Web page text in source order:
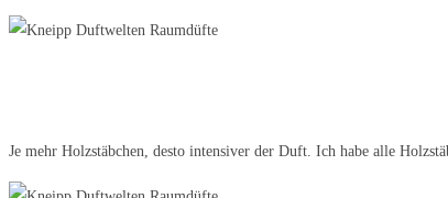
Je mehr Holzstäbchen, desto intensiver der Duft. Ich habe alle